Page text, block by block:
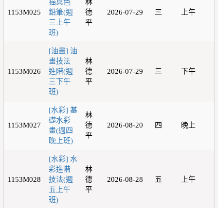
1153M025
描與色
鉛筆(週
三上午
班)
林
德
平
2026-07-29 三 上午
1153M026
[油畫] 油
畫技法
進階(週
三下午
班)
林
德
平
2026-07-29 三 下午
1153M027
[水彩] 基
礎水彩
畫(週四
晚上班)
林
德
平
2026-08-20 四 晚上
1153M028
[水彩] 水
彩進階
技法(週
五上午
班)
林
德
平
2026-08-28 五 上午